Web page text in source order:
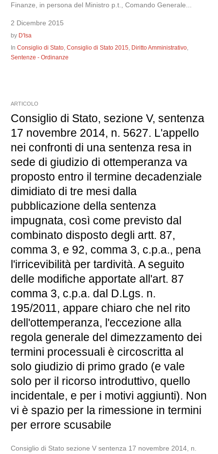
Finanze, in persona del Ministro p.t., Comando Generale...
2 Dicembre 2015
by D'Isa
InConsiglio di Stato ,Consiglio di Stato 2015 Diritto Amministrativo
Sentenze - Ordinanze
ARTICOLO
Consiglio di Stato, sezione V, sentenza
17 novembre 2014, n. 5627. L'appello
nei confronti di una sentenza resa in
sede di giudizio di ottemperanza va
proposto entro il termine decadenziale
dimidiato di tre mesi dalla
pubblicazione della sentenza
impugnata, così come previsto dal
combinato disposto degli artt. 87,
comma 3, e 92, comma 3, c.p.a., pena
l'irricevibilità per tardività. A seguito
delle modifiche apportate all'art. 87
comma 3, c.p.a. dal D.Lgs. n.
195/2011, appare chiaro che nel rito
dell'ottemperanza, l'eccezione alla
regola generale del dimezzamento dei
termini processuali è circoscritta al
solo giudizio di primo grado (e vale
solo per il ricorso introduttivo, quello
incidentale, e per i motivi aggiunti). Non
vi è spazio per la rimessione in termini
per errore scusabile
Consiglio di Stato sezione V sentenza 17 novembre 2014, n.